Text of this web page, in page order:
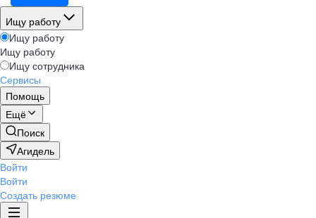
Ищу работу
Ищу работу
Ищу работу
Ищу сотрудника
Сервисы
Помощь
Ещё
Поиск
Агидель
Войти
Войти
Создать резюме